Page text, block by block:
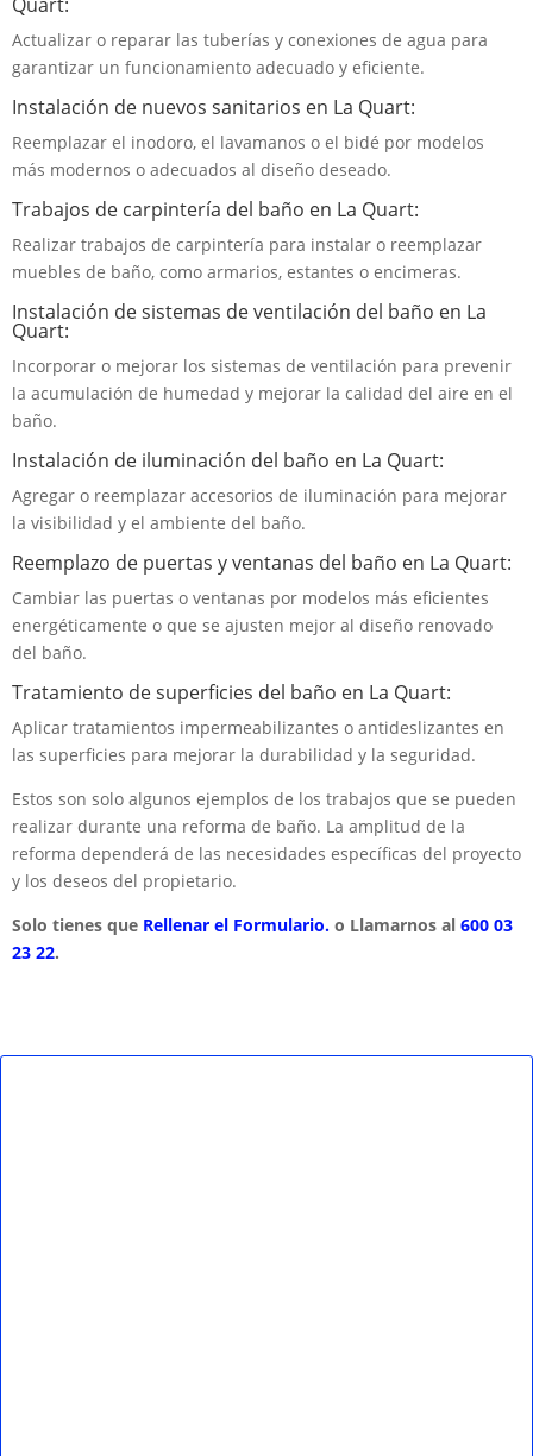
Actualizar o reparar las tuberías y conexiones de agua para
garantizar un funcionamiento adecuado y eficiente.
Instalación de nuevos sanitarios en La Quart:
Reemplazar el inodoro, el lavamanos o el bidé por modelos
más modernos o adecuados al diseño deseado.
Trabajos de carpintería del baño en La Quart:
Realizar trabajos de carpintería para instalar o reemplazar
muebles de baño, como armarios, estantes o encimeras.
Instalación de sistemas de ventilación del baño en La
Quart:
Incorporar o mejorar los sistemas de ventilación para prevenir
la acumulación de humedad y mejorar la calidad del aire en el
baño.
Instalación de iluminación del baño en La Quart:
Agregar o reemplazar accesorios de iluminación para mejorar
la visibilidad y el ambiente del baño.
Reemplazo de puertas y ventanas del baño en La Quart:
Cambiar las puertas o ventanas por modelos más eficientes
energéticamente o que se ajusten mejor al diseño renovado
del baño.
Tratamiento de superficies del baño en La Quart:
Aplicar tratamientos impermeabilizantes o antideslizantes en
las superficies para mejorar la durabilidad y la seguridad.
Estos son solo algunos ejemplos de los trabajos que se pueden
realizar durante una reforma de baño. La amplitud de la
reforma dependerá de las necesidades específicas del proyecto
y los deseos del propietario.
Solo tienes que Rellenar el Formulario. o Llamarnos al 600 03
23 22.